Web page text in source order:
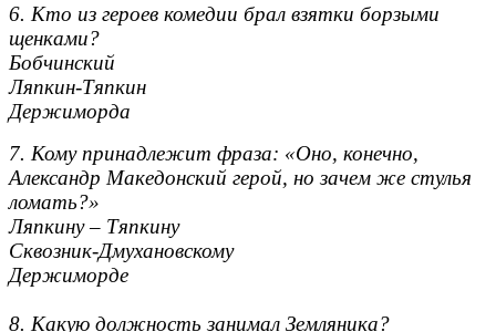
6. Кто из героев комедии брал взятки борзыми
щенками?
Бобчинский
Ляпкин-Тяпкин
Держиморда
7. Кому принадлежит фраза: «Оно, конечно,
Александр Македонский герой, но зачем же стулья
ломать?»
Ляпкину – Тяпкину
Сквозник-Дмухановскому
Держиморде
8. Какую должность занимал Земляника?